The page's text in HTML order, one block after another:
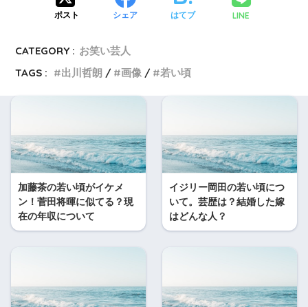
ポスト シェア はてブ LINE
CATEGORY : お笑い芸人
TAGS :
出川哲朗 画像 若い頃
加藤茶の若い頃がイケメ
ン！菅田将暉に似てる？現
在の年収について
イジリー岡田の若い頃につ
いて。芸歴は？結婚した嫁
はどんな人？